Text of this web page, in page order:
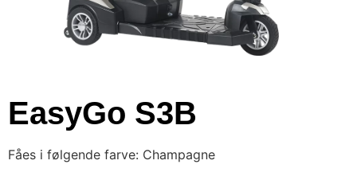
EasyGo S3B
Fåes i følgende farve: Champagne